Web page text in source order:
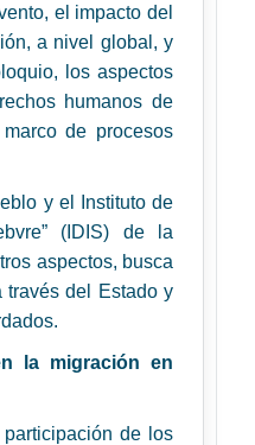
el impacto del
a nivel global, y
los aspectos
humanos de
de procesos
y el Instituto de
(IDIS) de la
aspectos, busca
través del Estado y
la migración en
de los